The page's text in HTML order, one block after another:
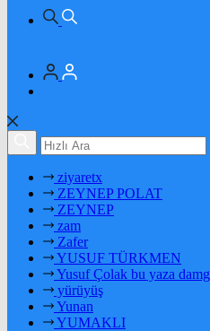
ziyaretx
ZEYNEP POLAT
ZEYNEP
zam
Zafer
YUSUF TÜRKMEN
Yusuf Çolak bu yaza
yürüyüş
Yunan
YUMAKLI